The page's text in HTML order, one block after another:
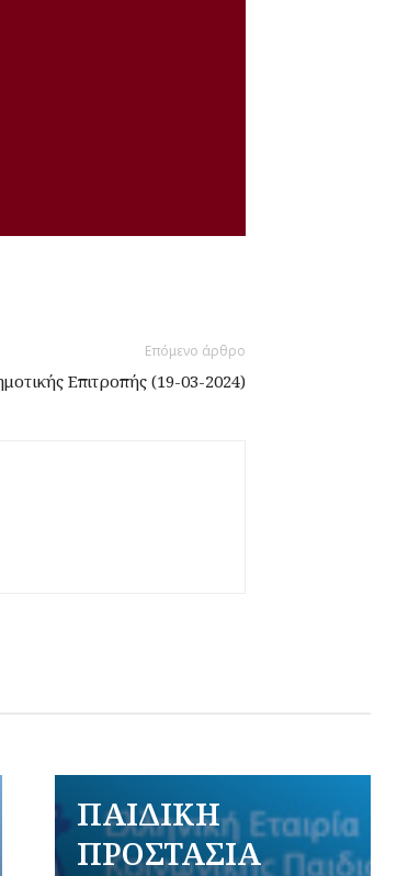
Επόμενο άρθρο
Επιτροπής (19-03-2024)
ΠΑΙΔΙΚΗ
ΠΡΟΣΤΑΣΙΑ